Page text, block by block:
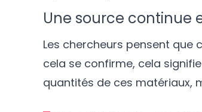
Une source continue
Les chercheurs pensent que
cela se confirme, cela
quantités de ces matériaux,